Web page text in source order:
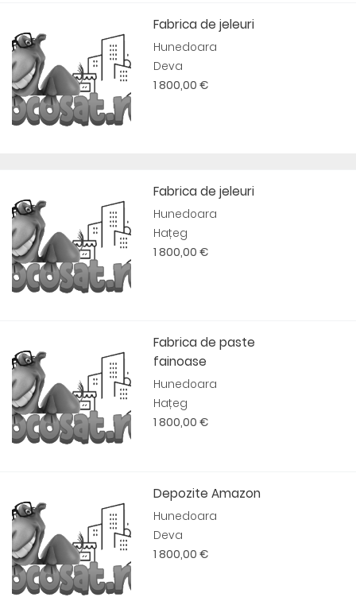
Fabrica de jeleuri
Hunedoara
Deva
1 800,00 €
Fabrica de jeleuri
Hunedoara
Hațeg
1 800,00 €
Fabrica de paste
fainoase
Hunedoara
Hațeg
1 800,00 €
Depozite Amazon
Hunedoara
Deva
1 800,00 €